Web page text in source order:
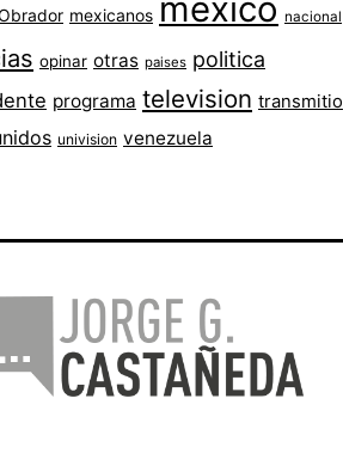
mexicanos mexico nacional
opinar otras paises politica
programa television transmitio
univision venezuela